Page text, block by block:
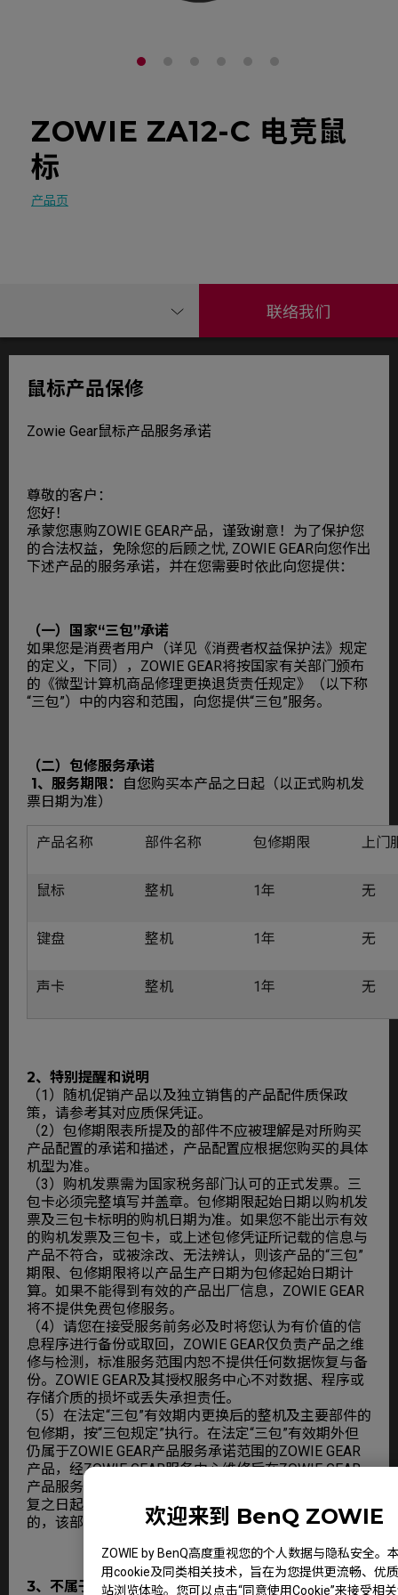
欢迎来到 BenQ ZOWIE
ZOWIE by BenQ高度重视您的个人数据与隐私安全。
用cookie及同类相关技术，旨在为您提供更流畅、优
站浏览体验。您可以点击“同意使用Cookie”来接受相
ZOWIE ZA12-C 电竞鼠
标
产品页
联络我们
鼠标产品保修
Zowie Gear鼠标产品服务承诺
尊敬的客户：
您好！
承蒙您惠购ZOWIE GEAR产品，谨致谢意！为了保护您
的合法权益，免除您的后顾之忧, ZOWIE GEAR向您作出
下述产品的服务承诺，并在您需要时依此向您提供：
（一）国家“三包”承诺
如果您是消费者用户（详见《消费者权益保护法》规定
的定义，下同），ZOWIE GEAR将按国家有关部门颁布
的《微型计算机商品修理更换退货责任规定》（以下称
“三包”）中的内容和范围，向您提供“三包”服务。
（二）包修服务承诺
1、服务期限：
自您购买本产品之日起（以正式购机发
票日期为准）
产品名称 部件名称 包修期限 上门
鼠标 整机 1年 无
键盘 整机 1年 无
声卡 整机 1年 无
2、特别提醒和说明
（1）随机促销产品以及独立销售的产品配件质保政
策，请参考其对应质保凭证。
（2）包修期限表所提及的部件不应被理解是对所购买
产品配置的承诺和描述，产品配置应根据您购买的具体
机型为准。
（3）购机发票需为国家税务部门认可的正式发票。三
包卡必须完整填写并盖章。包修期限起始日期以购机发
票及三包卡标明的购机日期为准。如果您不能出示有效
的购机发票及三包卡，或上述包修凭证所记载的信息与
产品不符合，或被涂改、无法辨认，则该产品的“三包”
期限、包修期限将以产品生产日期为包修起始日期计
算。如果不能得到有效的产品出厂信息，ZOWIE GEAR
将不提供免费包修服务。
（4）请您在接受服务前务必及时将您认为有价值的信
息程序进行备份或取回，ZOWIE GEAR仅负责产品之维
修与检测，标准服务范围内恕不提供任何数据恢复与备
份。ZOWIE GEAR及其授权服务中心不对数据、程序或
存储介质的损坏或丢失承担责任。
（5）在法定“三包”有效期内更换后的整机及主要部件的
包修期，按“三包规定”执行。在法定“三包”有效期外但
仍属于ZOWIE GEAR产品服务承诺范围的ZOWIE GEAR
产品，经ZOWIE GEAR服务中心维修后在ZOWIE GEAR
产品服务期限内继续享有规定的服务。维修部件如自修
复之日起距ZOWIE GEAR承诺的服务期限结束不足30天
的，该部件的服务期限将延长至自修复之日起30天止。
3、不属于免费包修义务的情形